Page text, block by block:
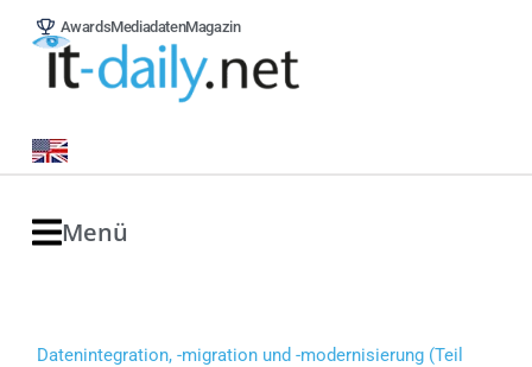
AwardsMediadatenMagazin
Menü
Datenintegration, -migration und -modernisierung (Teil